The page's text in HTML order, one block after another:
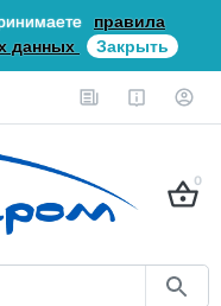
правила
данных
Закрыть
0